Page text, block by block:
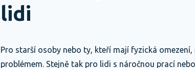
lidi
Pro starší osoby nebo ty, kteří mají fyzická
problémem. Stejně tak pro lidi s náročnou prací